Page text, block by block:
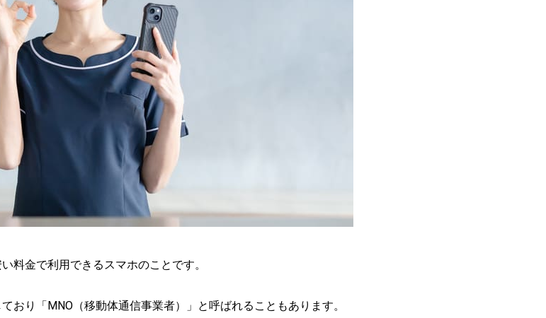
料金で利用できるスマホのことです。
おり「MNO（移動体通信事業者）」と呼ばれることもあります。